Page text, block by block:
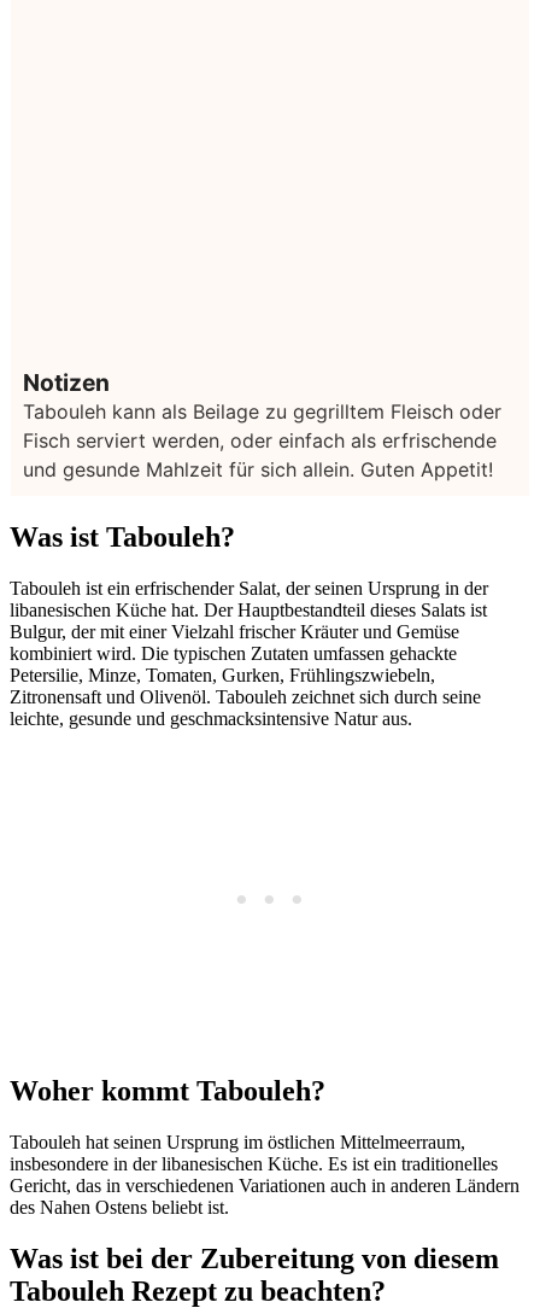
Notizen
Tabouleh kann als Beilage zu gegrilltem Fleisch oder
Fisch serviert werden, oder einfach als erfrischende
und gesunde Mahlzeit für sich allein. Guten Appetit!
Was ist Tabouleh?
Tabouleh ist ein erfrischender Salat, der seinen Ursprung in der
libanesischen Küche hat. Der Hauptbestandteil dieses Salats ist
Bulgur, der mit einer Vielzahl frischer Kräuter und Gemüse
kombiniert wird. Die typischen Zutaten umfassen gehackte
Petersilie, Minze, Tomaten, Gurken, Frühlingszwiebeln,
Zitronensaft und Olivenöl. Tabouleh zeichnet sich durch seine
leichte, gesunde und geschmacksintensive Natur aus.
Woher kommt Tabouleh?
Tabouleh hat seinen Ursprung im östlichen Mittelmeerraum,
insbesondere in der libanesischen Küche. Es ist ein traditionelles
Gericht, das in verschiedenen Variationen auch in anderen Ländern
des Nahen Ostens beliebt ist.
Was ist bei der Zubereitung von diesem
Tabouleh Rezept zu beachten?